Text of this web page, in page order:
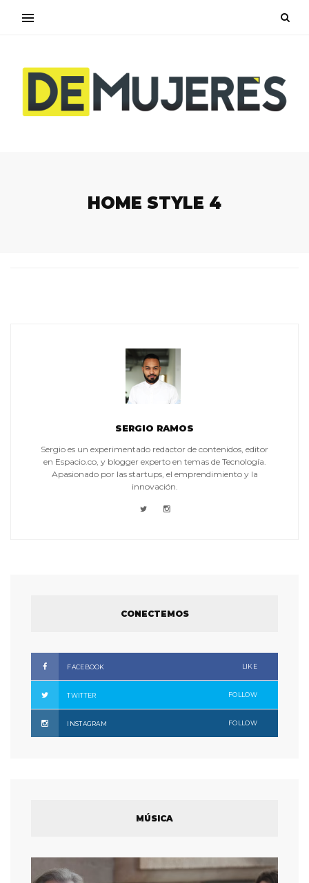
HOME STYLE 4
SERGIO RAMOS
Sergio es un experimentado redactor de contenidos, editor
en Espacio.co, y blogger experto en temas de Tecnología.
Apasionado por las startups, el emprendimiento y la
innovación.
CONECTEMOS
FACEBOOK LIKE
TWITTER FOLLOW
INSTAGRAM FOLLOW
MÚSICA